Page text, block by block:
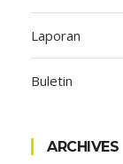
Laporan
Buletin
ARCHIVES